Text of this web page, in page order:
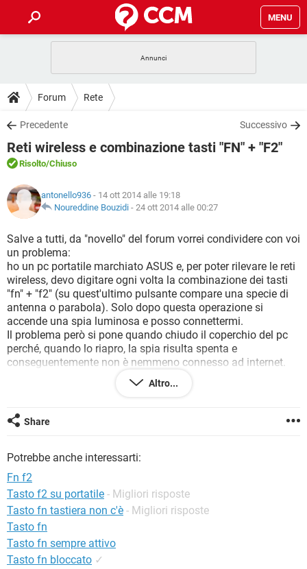
MENU
INTRATTENIMENTO
iOS
INSTAGRAM WHATSAPP
TIKTOK
HARDWARE
GUIDE
COVID-19
iOS
INSTAGRAM
TIKTOK FACEBOOK
DOWNLOAD
COVID-19 GAMING
INTRATTENIMENTO
iOS WINDOWS 10
INSTAGRAM
TIKTOK FACEBOOK
HARDWARE
FORUM
COVID-19
INTRATTENIMENTO ANDROID
INSTAGRAM
TIKTOK FACEBOOK
HARDWARE
GLOSSARIO
COVID-19
INTRATTENIMENTO ANDROID
iOS WINDOWS 10
INSTAGRAM WHATSAPP
TIKTOK FACEBOOK
HARDWARE
Forum Rete
Precedente Successivo
Reti wireless e combinazione tasti "FN" + "F2"
Risolto/Chiuso
antonello936 - 14 ott 2014 alle 19:18
Noureddine Bouzidi - 24 ott 2014 alle 00:27
Salve a tutti, da "novello" del forum vorrei condividere con voi
un problema:
ho un pc portatile marchiato ASUS e, per poter rilevare le reti
wireless, devo digitare ogni volta la combinazione dei tasti
"fn" + "f2" (su quest'ultimo pulsante compare una specie di
antenna o parabola). Solo dopo questa operazione si
accende una spia luminosa e posso connettermi.
Il problema però si pone quando chiudo il coperchio del pc
perché, quando lo riapro, la spia risulta spenta e
conseguentemente non è nemmeno connesso ad internet.
Sapreste indicarmi un modo per consentire al mio pc di
rimanere connesso ad internet anche col coperchio chiuso?
dover digitare la suddetta combinazione ogni volta che
connetto il mio pc ad internet?
Nell'attesa di delucidazioni vi auguro una buona serata!
Altro...
Share
Potrebbe anche interessarti:
Fn f2
Tasto f2 su portatile - Migliori risposte
Tasto fn tastiera non c'è - Migliori risposte
Tasto fn
Tasto fn sempre attivo
Tasto fn bloccato ✓